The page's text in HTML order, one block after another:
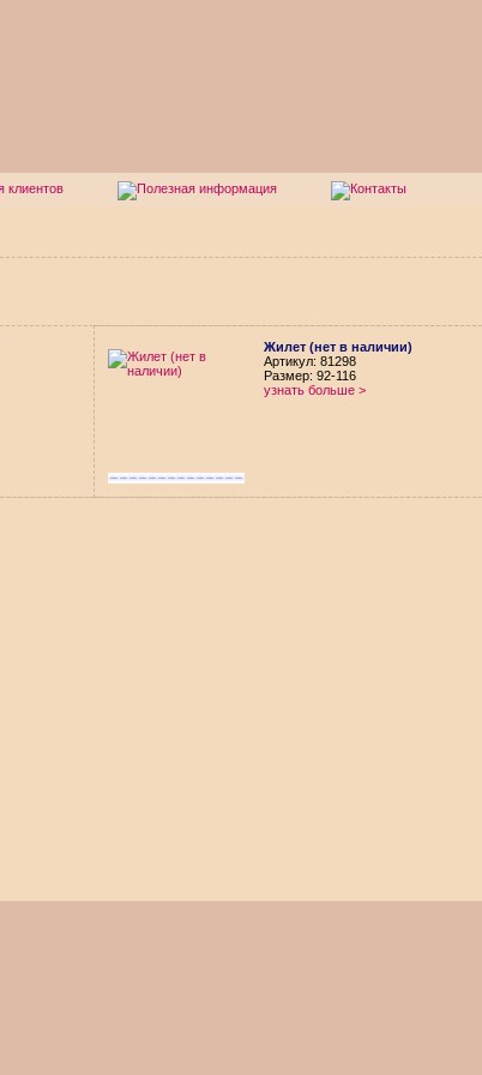
Жилет (нет в наличии)
Aртикул: 81298
Размер: 92-116
узнать больше >